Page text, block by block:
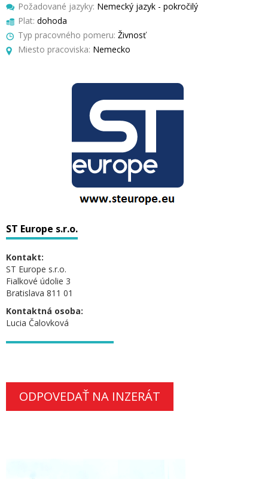
Požadované jazyky: Nemecký jazyk - pokročilý
Plat: dohoda
Typ pracovného pomeru: Živnosť
Miesto pracoviska: Nemecko
ST Europe s.r.o.
Kontakt:
ST Europe s.r.o.
Fialkové údolie 3
Bratislava 811 01
Kontaktná osoba:
Lucia Čalovková
ODPOVEDAŤ NA INZERÁT